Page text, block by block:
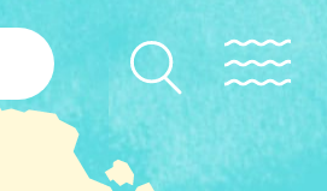
本島中部
先島諸島